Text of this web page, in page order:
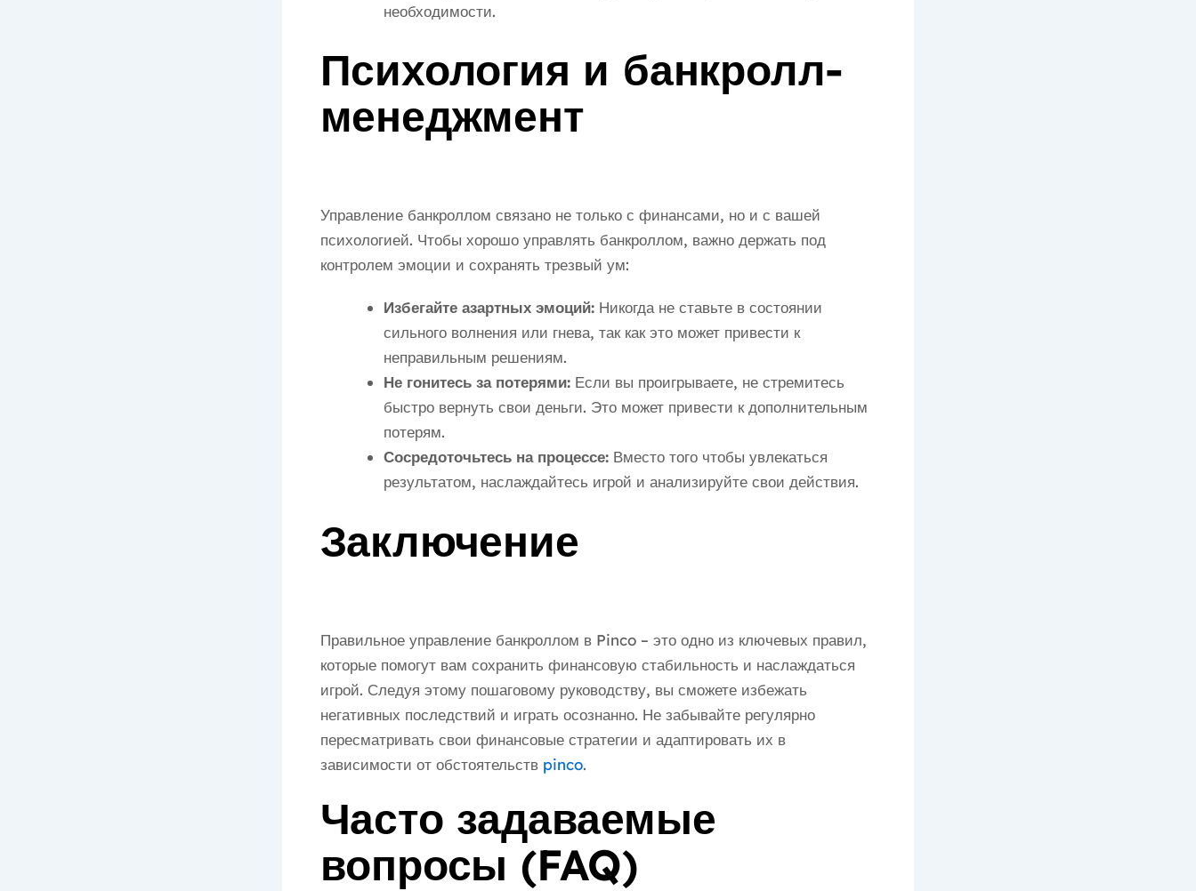
необходимости.
Психология и банкролл-
менеджмент
Управление банкроллом связано не только с финансами, но и с вашей
психологией. Чтобы хорошо управлять банкроллом, важно держать под
контролем эмоции и сохранять трезвый ум:
Избегайте азартных эмоций:Никогда не ставьте в состоянии
сильного волнения или гнева, так как это может привести к
неправильным решениям.
Не гонитесь за потерями:Если вы проигрываете, не стремитесь
быстро вернуть свои деньги. Это может привести к дополнительным
потерям.
Сосредоточьтесь на процессе:Вместо того чтобы увлекаться
результатом, наслаждайтесь игрой и анализируйте свои действия.
Заключение
Правильное управление банкроллом в Pinco – это одно из ключевых правил,
которые помогут вам сохранить финансовую стабильность и наслаждаться
игрой. Следуя этому пошаговому руководству, вы сможете избежать
негативных последствий и играть осознанно. Не забывайте регулярно
пересматривать свои финансовые стратегии и адаптировать их в
зависимости от обстоятельств pinco.
Часто задаваемые
вопросы (FAQ)